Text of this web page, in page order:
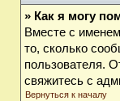
» Как я могу
Вместе с
то, сколько
пользователя.
свяжитесь с
Вернуться к началу